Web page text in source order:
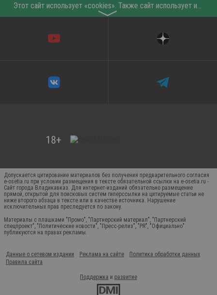
Этот сайт использует «cookies». Также сайт использует интернет-сервис для сбора технических данных касательно посетителей с целью получения маркетинговой и статистической информации. Условия обработки данных посетителей сайта см.
〉
Допускается цитирование материалов без получения предварительного согласия
e-osetia.ru при условии размещения в тексте обязательной ссылки на e-osetia.ru -
Сайт города Владикавказ. Для интернет-изданий обязательно размещение
прямой, открытой для поисковых систем гиперссылки на цитируемые статьи не
ниже второго абзаца в тексте или в качестве источника. Нарушение
исключительных прав преследуется по закону.
Материалы с плашками "Промо", "Партнерский материал", "Партнерский
спецпроект", "Политические новости", "Пресс-релиз", "PR", "Официально"
публикуются на правах рекламы.
Данные о сетевом издании Реклама на сайте
Политика обработки данных
Правила сайта
Поддержка и развитие